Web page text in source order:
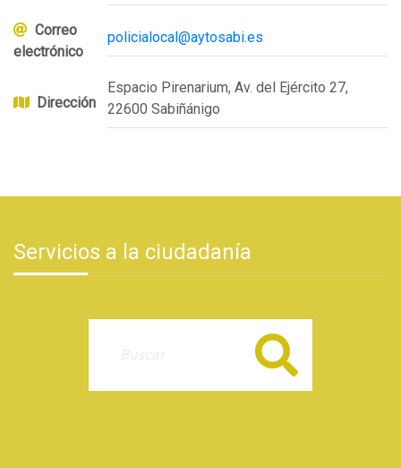
Correo
electrónico
policialocal@aytosabi.es
Dirección
Espacio Pirenarium, Av. del Ejército 27,
22600 Sabiñánigo
Servicios a la ciudadanía
Buscar